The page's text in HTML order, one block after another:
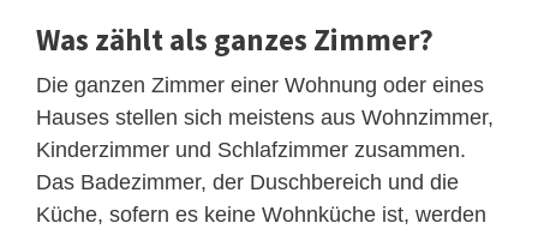
Was zählt als ganzes Zimmer?
Die ganzen Zimmer einer Wohnung oder eines
Hauses stellen sich meistens aus Wohnzimmer,
Kinderzimmer und Schlafzimmer zusammen.
Das Badezimmer, der Duschbereich und die
Küche, sofern es keine Wohnküche ist, werden